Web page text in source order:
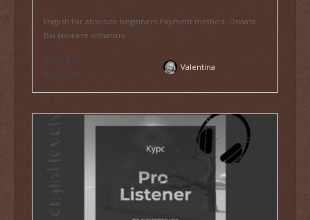
English for absolute beginners Payment method. Оплата
Вы можете оплатить...
₽2,799.00
₽2,379.00
Valentina